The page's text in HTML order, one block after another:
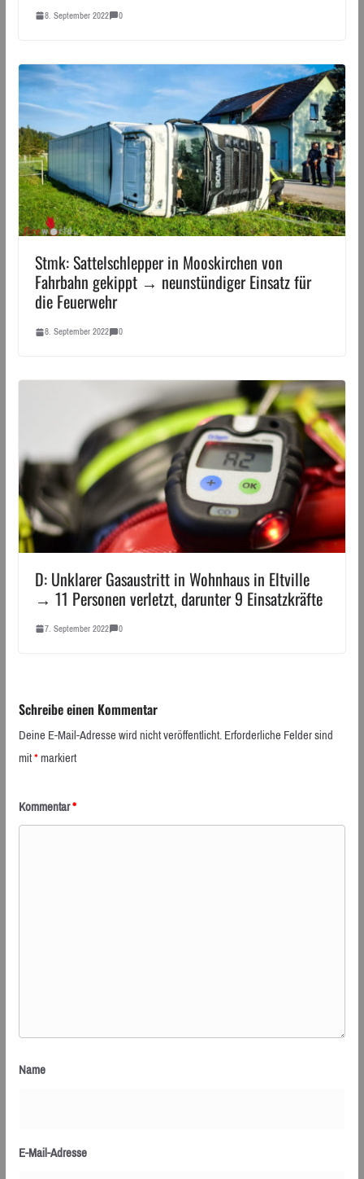
8. September 2022 0
Stmk: Sattelschlepper in Mooskirchen von
Fahrbahn gekippt → neunstündiger Einsatz für
die Feuerwehr
8. September 2022 0
D: Unklarer Gasaustritt in Wohnhaus in Eltville
→ 11 Personen verletzt, darunter 9 Einsatzkräfte
7. September 2022 0
Schreibe einen Kommentar
Deine E-Mail-Adresse wird nicht veröffentlicht.Erforderliche Felder sind
mit*markiert
Kommentar*
Name
E-Mail-Adresse